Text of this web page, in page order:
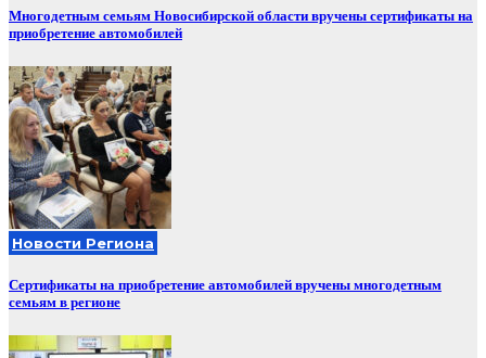
Многодетным семьям Новосибирской области вручены сертификаты на
приобретение автомобилей
Новости Региона
Сертификаты на приобретение автомобилей вручены многодетным
семьям в регионе